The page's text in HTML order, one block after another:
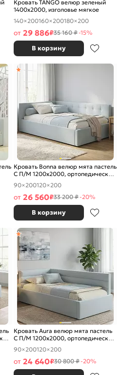
Кровать TANGO велюр зеленый
1400x2000, изголовье мягкое
140×200160×200180×200
от 29 886₽35 160 ₽-15%
В корзину
Кровать Bonna велюр мята пастель
С П/М 1200x2000, ортопедическое
основание, изголовье мягкое
90×200120×200
от 26 560₽33 200 ₽-20%
В корзину
Кровать Aura велюр мята пастель
С П/М 1200x2000, ортопедическое
основание, изголовье мягкое
90×200120×200
от 24 640₽30 800 ₽-20%